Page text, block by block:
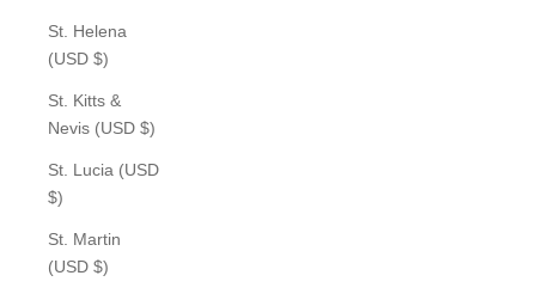
St. Helena
(USD $)
St. Kitts &
Nevis (USD $)
St. Lucia (USD
$)
St. Martin
(USD $)